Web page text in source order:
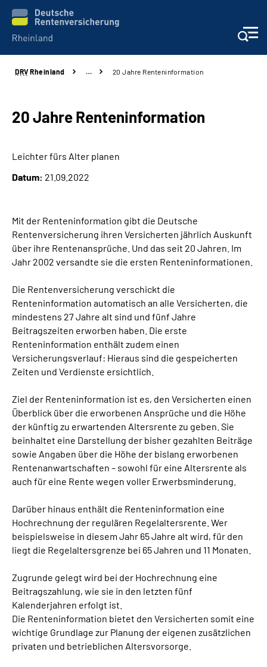
Aktuelles
Beratung und Kontakt
Klinikverbund
Über uns
Inhalte in Gebärdensprache (DGS)
Leichte Sprache
Suche
Mein Kundenportal
DRV Rheinland … 20 Jahre Renteninformation
20 Jahre Renteninformation
Leichter fürs Alter planen
Datum: 21.09.2022
Mit der Renteninformation gibt die Deutsche
Rentenversicherung ihren Versicherten jährlich Auskunft
über ihre Rentenansprüche. Und das seit 20 Jahren. Im
Jahr 2002 versandte sie die ersten Renteninformationen.
Die Rentenversicherung verschickt die
Renteninformation automatisch an alle Versicherten, die
mindestens 27 Jahre alt sind und fünf Jahre
Beitragszeiten erworben haben. Die erste
Renteninformation enthält zudem einen
Versicherungsverlauf: Hieraus sind die gespeicherten
Zeiten und Verdienste ersichtlich.
Ziel der Renteninformation ist es, den Versicherten einen
Überblick über die erworbenen Ansprüche und die Höhe
der künftig zu erwartenden Altersrente zu geben. Sie
beinhaltet eine Darstellung der bisher gezahlten Beiträge
sowie Angaben über die Höhe der bislang erworbenen
Rentenanwartschaften – sowohl für eine Altersrente als
auch für eine Rente wegen voller Erwerbsminderung.
Darüber hinaus enthält die Renteninformation eine
Hochrechnung der regulären Regelaltersrente. Wer
beispielsweise in diesem Jahr 65 Jahre alt wird, für den
liegt die Regelaltersgrenze bei 65 Jahren und 11 Monaten.
Zugrunde gelegt wird bei der Hochrechnung eine
Beitragszahlung, wie sie in den letzten fünf
Kalenderjahren erfolgt ist.
Die Renteninformation bietet den Versicherten somit eine
wichtige Grundlage zur Planung der eigenen zusätzlichen
privaten und betrieblichen Altersvorsorge.